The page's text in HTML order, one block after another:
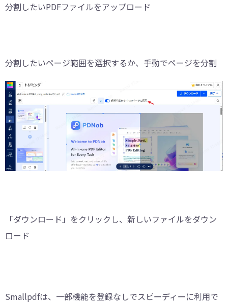
分割したいPDFファイルをアップロード
分割したいページ範囲を選択するか、手動でページを分割
「ダウンロード」をクリックし、新しいファイルをダウン
ロード
Smallpdfは、一部機能を登録なしでスピーディーに利用で